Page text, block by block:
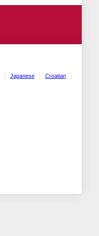
Japanese
Croatian